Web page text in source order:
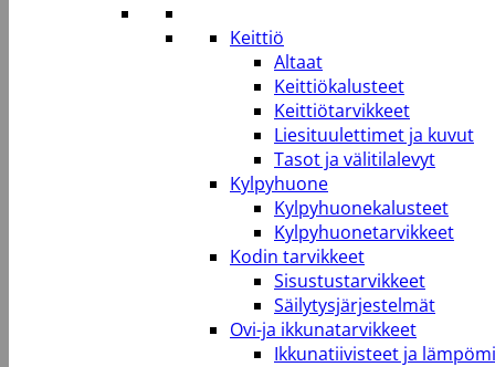
Keittiö
Altaat
Keittiökalusteet
Keittiötarvikkeet
Liesituulettimet ja kuvut
Tasot ja välitilalevyt
Kylpyhuone
Kylpyhuonekalusteet
Kylpyhuonetarvikkeet
Kodin tarvikkeet
Sisustustarvikkeet
Säilytysjärjestelmät
Ovi-ja ikkunatarvikkeet
Ikkunatiivisteet ja